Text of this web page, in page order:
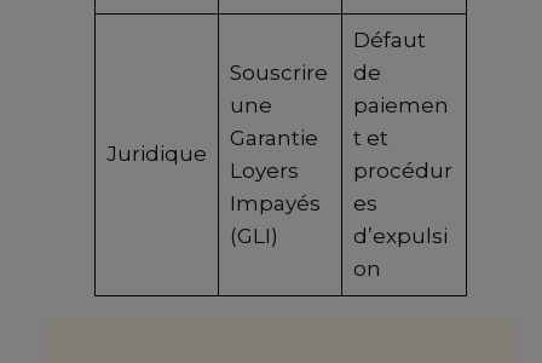
Juridique
Souscrire
une
Garantie
Loyers
Impayés
(GLI)
Défaut
de
paiemen
t et
procédur
es
d’expulsi
on